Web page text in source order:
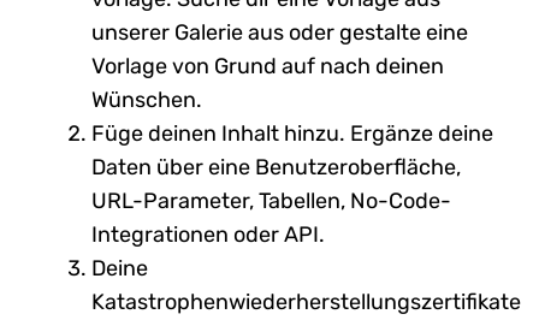
unserer Galerie aus oder gestalte eine
Vorlage von Grund auf nach deinen
Wünschen.
Füge deinen Inhalt hinzu. Ergänze deine
Daten über eine Benutzeroberfläche,
URL-Parameter, Tabellen, No-Code-
Integrationen oder API.
Deine
Katastrophenwiederherstellungszertifikate